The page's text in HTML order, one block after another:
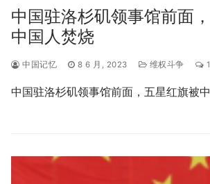
中国驻洛杉矶领事馆前面
中国人焚烧
中国记忆 8 6 月, 2023 维权斗争
中国驻洛杉矶领事馆前面，五星红旗被